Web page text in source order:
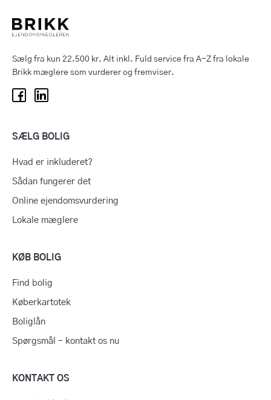
Sælg fra kun 22.500 kr. Alt inkl. Fuld service fra A-Z fra lokale
Brikk mæglere som vurderer og fremviser.
SÆLG BOLIG
Hvad er inkluderet?
Sådan fungerer det
Online ejendomsvurdering
Lokale mæglere
KØB BOLIG
Find bolig
Køberkartotek
Boliglån
Spørgsmål – kontakt os nu
KONTAKT OS